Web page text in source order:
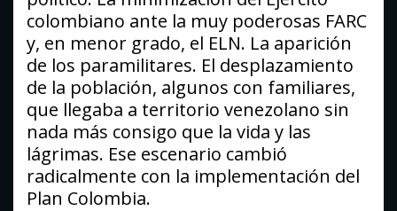
colombiano ante la muy poderosas FARC
y, en menor grado, el ELN. La aparición
de los paramilitares. El desplazamiento
de la población, algunos con familiares,
que llegaba a territorio venezolano sin
nada más consigo que la vida y las
lágrimas. Ese escenario cambió
radicalmente con la implementación del
Plan Colombia.